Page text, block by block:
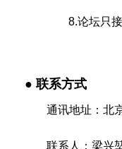
8.论坛只
● 联系方式
通讯地址：北
联系人：梁兴